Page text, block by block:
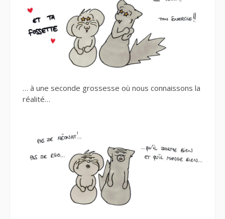
… à une seconde grossesse où nous connaissons la
réalité…